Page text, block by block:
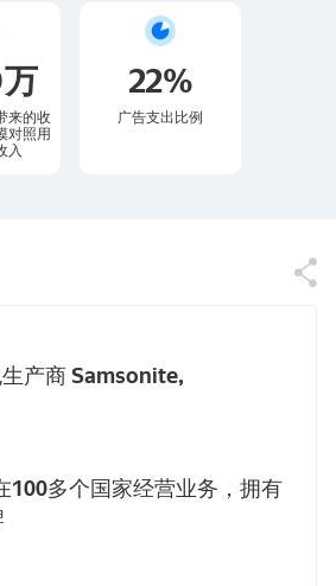
来的收
对照用
入
22%
广告支出比例
产商Samsonite,
100多个国家经营业务，拥有